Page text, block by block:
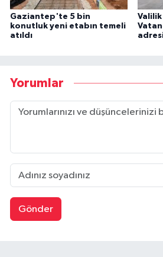
Gaziantep'te 5 bin
konutluk yeni etabın temeli
atıldı
Yorumlar
Gönder